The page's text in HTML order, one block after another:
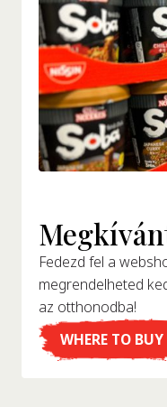
Fedezd fel a
megrendelheted
az otthonodba!
WHERE TO BUY